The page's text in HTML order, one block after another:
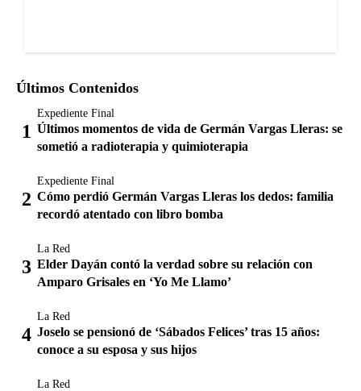
Últimos Contenidos
Expediente Final
Últimos momentos de vida de Germán Vargas Lleras: se
sometió a radioterapia y quimioterapia
Expediente Final
Cómo perdió Germán Vargas Lleras los dedos: familia
recordó atentado con libro bomba
La Red
Elder Dayán contó la verdad sobre su relación con
Amparo Grisales en ‘Yo Me Llamo’
La Red
Joselo se pensionó de ‘Sábados Felices’ tras 15 años:
conoce a su esposa y sus hijos
La Red